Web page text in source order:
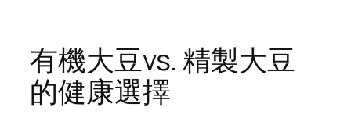
有機大豆vs. 精製大豆
的健康選擇